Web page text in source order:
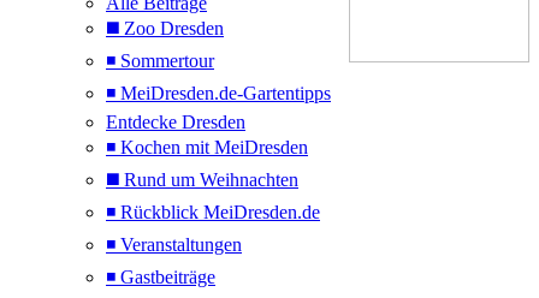
◼️ Zoo Dresden
◾ Sommertour
◾ MeiDresden.de-Gartentipps
Entdecke Dresden
◾ Kochen mit MeiDresden
◼️ Rund um Weihnachten
◾ Rückblick MeiDresden.de
◾ Veranstaltungen
◾ Gastbeiträge